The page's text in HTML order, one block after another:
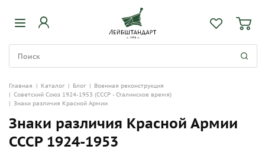
Главная | Каталог | Блог | Военная реконструкция
| Советский Союз 1924-1953 (СССР - Сталинское время)
| Знаки различия Красной Армии
Знаки различия Красной Армии
СССР 1924-1953